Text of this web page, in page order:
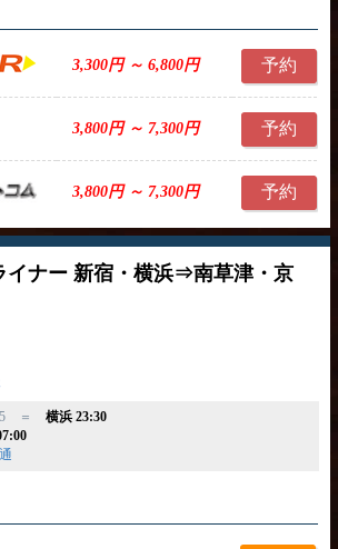
3,300円 ～ 6,800円 予約
3,800円 ～ 7,300円 予約
3,800円 ～ 7,300円 予約
イナー 新宿・横浜⇒南草津・京
ン
＝ 横浜 23:30